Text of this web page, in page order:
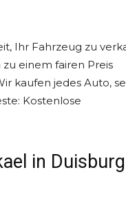
Ihr Fahrzeug zu
einem fairen Preis
kaufen jedes Auto,
Kostenlose
in